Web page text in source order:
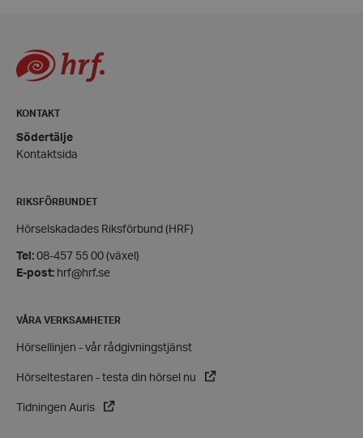
KONTAKT
Södertälje
Kontaktsida
RIKSFÖRBUNDET
Hörselskadades Riksförbund (HRF)
Tel: 08-457 55 00 (växel)
E-post: hrf@hrf.se
VÅRA VERKSAMHETER
Hörsellinjen - vår rådgivningstjänst
Hörseltestaren - testa din hörsel nu
Tidningen AurisVISITOR_PRIVACY_METADATA
Privacy Policy